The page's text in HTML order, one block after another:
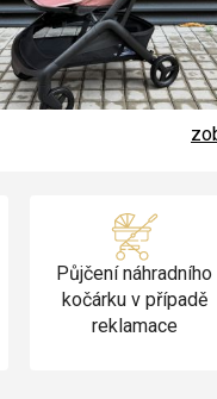
Půjčení náhradního
kočárku v případě
reklamace